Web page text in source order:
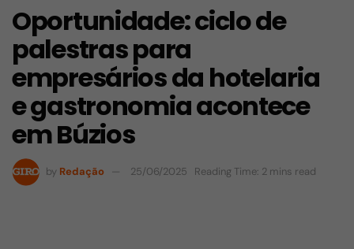
Oportunidade: ciclo de
palestras para
empresários da hotelaria
e gastronomia acontece
em Búzios
by Redação 25/06/2025 Reading Time: 2 mins read